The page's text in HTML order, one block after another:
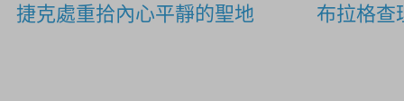
捷克處重拾內心平靜的聖地 布拉格查